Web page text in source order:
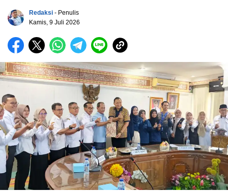
Redaksi - Penulis
Kamis, 9 Juli 2026